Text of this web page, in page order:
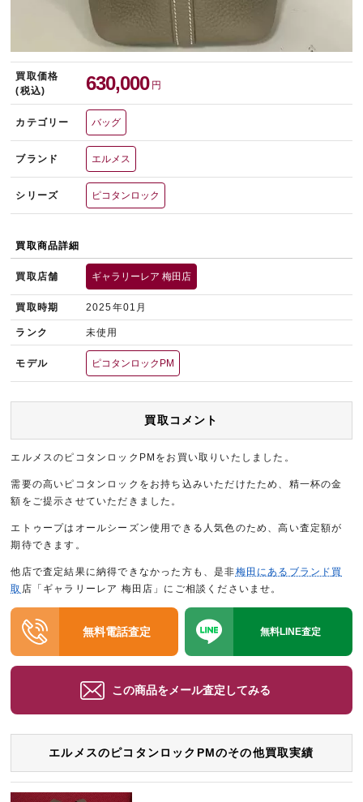
買取価格
(税込)
630,000 円
カテゴリー バッグ
ブランド エルメス
シリーズ ピコタンロック
買取商品詳細
買取店舗 ギャラリーレア 梅田店
買取時期 2025年01月
ランク 未使用
モデル ピコタンロックPM
買取コメント
エルメスのピコタンロックPMをお買い取りいたしました。
需要の高いピコタンロックをお持ち込みいただけたため、精一杯の金
額をご提示させていただきました。
エトゥープはオールシーズン使用できる人気色のため、高い査定額が
期待できます。
他店で査定結果に納得できなかった方も、是非梅田にあるブランド買
取 店「ギャラリーレア 梅田店」にご相談くださいませ。
無料電話査定 無料LINE査定
この商品をメール査定してみる
エルメスのピコタンロックPMのその他買取実績